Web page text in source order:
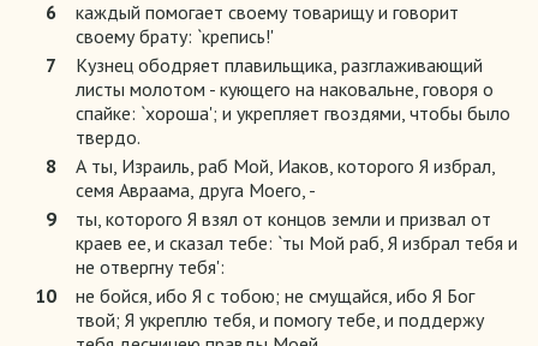
6
каждый помогает своему товарищу и говорит
своему брату: `крепись!'
7
Кузнец ободряет плавильщика, разглаживающий
листы молотом - кующего на наковальне, говоря о
спайке: `хороша'; и укрепляет гвоздями, чтобы было
твердо.
8
А ты, Израиль, раб Мой, Иаков, которого Я избрал,
семя Авраама, друга Моего, -
9
ты, которого Я взял от концов земли и призвал от
краев ее, и сказал тебе: `ты Мой раб, Я избрал тебя и
не отвергну тебя':
10
не бойся, ибо Я с тобою; не смущайся, ибо Я Бог
твой; Я укреплю тебя, и помогу тебе, и поддержу